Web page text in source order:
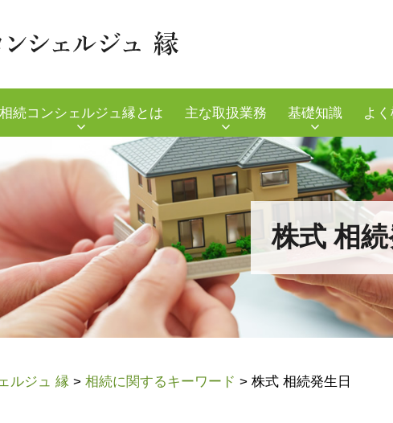
株式 相続
相続コンシェルジュ縁とは 主な取扱業務 基礎知識 よ
ルジュ 縁 > 相続に関するキーワード > 株式 相続発生日